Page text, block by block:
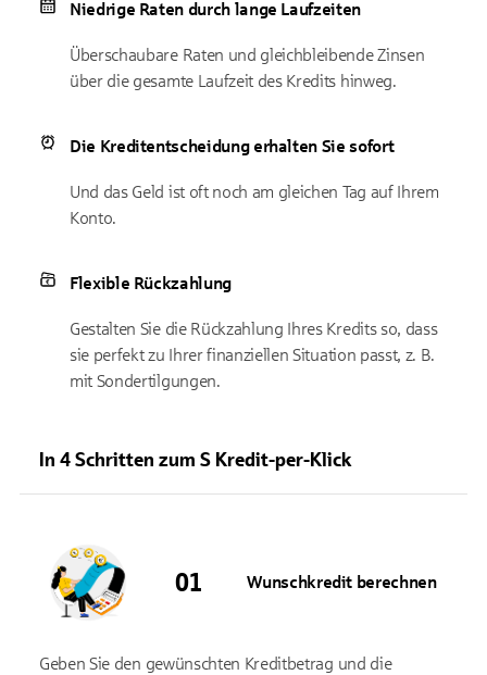
Niedrige Raten durch lange Laufzeiten
Überschaubare Raten und gleichbleibende Zinsen
über die gesamte Laufzeit des Kredits hinweg.
Die Kreditentscheidung erhalten Sie sofort
Und das Geld ist oft noch am gleichen Tag auf Ihrem
Konto.
Flexible Rückzahlung
Gestalten Sie die Rückzahlung Ihres Kredits so, dass
sie perfekt zu Ihrer finanziellen Situation passt, z. B.
mit Sondertilgungen.
In 4 Schritten zum S Kredit-per-Klick
Wunschkredit berechnen
Geben Sie den gewünschten Kreditbetrag und die